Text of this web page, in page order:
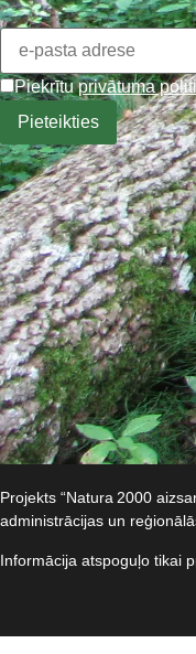
Piekrītuprivātuma
Projekts “Natura 2000
administrācijas un
Informācija atspoguļo tikai